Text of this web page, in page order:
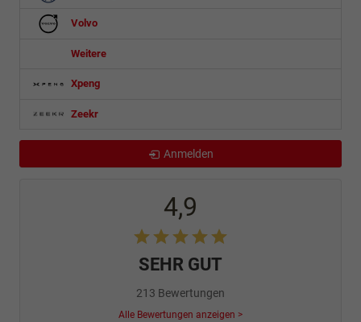
Volvo
Weitere
Xpeng
Zeekr
Anmelden
4,9
SEHR GUT
213 Bewertungen
Alle Bewertungen anzeigen >